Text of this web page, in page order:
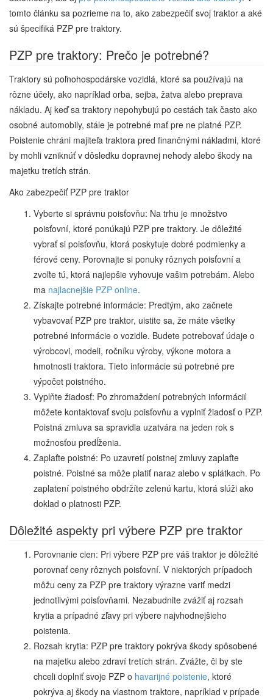
tomto článku sa pozrieme na to, ako zabezpečiť svoj traktor a aké
sú špecifiká PZP pre traktory.
PZP pre traktory: Prečo je potrebné?
Traktory sú poľnohospodárske vozidlá, ktoré sa používajú na
rôzne účely, ako napríklad orba, sejba, žatva alebo preprava
nákladu. Aj keď sa traktory nepohybujú po cestách tak často ako
osobné automobily, stále je potrebné mať pre ne platné PZP.
Poistenie chráni majiteľa traktora pred finančnými nákladmi, ktoré
by mohli vzniknúť v dôsledku dopravnej nehody alebo škody na
majetku tretích strán.
Ako zabezpečiť PZP pre traktor
Vyberte si správnu poisťovňu: Na trhu je množstvo
poisťovní, ktoré ponúkajú PZP pre traktory. Je dôležité
vybrať si poisťovňu, ktorá poskytuje dobré podmienky a
férové ceny. Porovnajte si ponuky rôznych poisťovní a
zvoľte tú, ktorá najlepšie vyhovuje vašim potrebám. Alebo
ma najlacnejšie PZP online.
Získajte potrebné informácie: Predtým, ako začnete
vybavovať PZP pre traktor, uistite sa, že máte všetky
potrebné informácie o vozidle. Budete potrebovať údaje o
výrobcovi, modeli, ročníku výroby, výkone motora a
hmotnosti traktora. Tieto informácie sú potrebné pre
výpočet poistného.
Vyplňte žiadosť: Po zhromaždení potrebných informácií
môžete kontaktovať svoju poisťovňu a vyplniť žiadosť o PZP.
Poistná zmluva sa spravidla uzatvára na jeden rok s
možnosťou predĺženia.
Zaplaťte poistné: Po uzavretí poistnej zmluvy zaplaťte
poistné. Poistné sa môže platiť naraz alebo v splátkach. Po
zaplatení poistného obdržíte zelenú kartu, ktorá slúži ako
doklad o platnosti PZP.
Dôležité aspekty pri výbere PZP pre traktor
Porovnanie cien: Pri výbere PZP pre váš traktor je dôležité
porovnať ceny rôznych poisťovní. V niektorých prípadoch
môžu ceny za PZP pre traktory výrazne variť medzi
jednotlivými poisťovňami. Nezabudnite zvážiť aj rozsah
krytia a prípadné zľavy pri výbere najvhodnejšieho
poistenia.
Rozsah krytia: PZP pre traktory pokrýva škody spôsobené
na majetku alebo zdraví tretích strán. Zvážte, či by ste
chceli doplniť svoje PZP o havarijné poistenie, ktoré
pokrýva aj škody na vlastnom traktore, napríklad v prípade